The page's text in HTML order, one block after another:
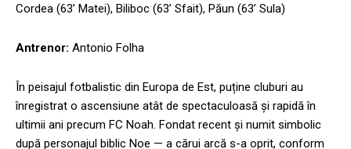
Cordea (63’ Matei), Biliboc (63’ Sfait), Păun (63’ Sula)
Antrenor: Antonio Folha
În peisajul fotbalistic din Europa de Est, puține cluburi au
înregistrat o ascensiune atât de spectaculoasă și rapidă în
ultimii ani precum FC Noah. Fondat recent și numit simbolic
după personajul biblic Noe — a cărui arcă s-a oprit, conform